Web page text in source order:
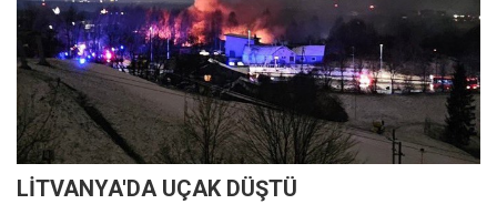
LİTVANYA'DA UÇAK DÜŞTÜ